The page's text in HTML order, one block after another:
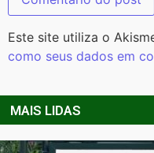
Este site utiliza o
como seus dados em
MAIS LIDAS